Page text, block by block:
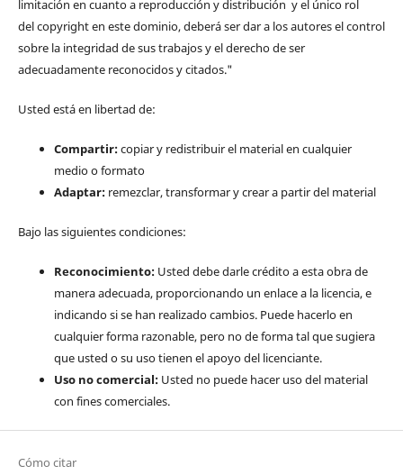
limitación en cuanto a reproducción y distribución y el único rol
del copyright en este dominio, deberá ser dar a los autores el control
sobre la integridad de sus trabajos y el derecho de ser
adecuadamente reconocidos y citados."
Usted está en libertad de:
Compartir:copiar y redistribuir el material en cualquier
medio o formato
Adaptar:remezclar, transformar y crear a partir del material
Bajo las siguientes condiciones:
Reconocimiento:Usted debe darle crédito a esta obra de
manera adecuada, proporcionando un enlace a la licencia, e
indicando si se han realizado cambios. Puede hacerlo en
cualquier forma razonable, pero no de forma tal que sugiera
que usted o su uso tienen el apoyo del licenciante.
Uso no comercial:Usted no puede hacer uso del material
con fines comerciales.
Cómo citar